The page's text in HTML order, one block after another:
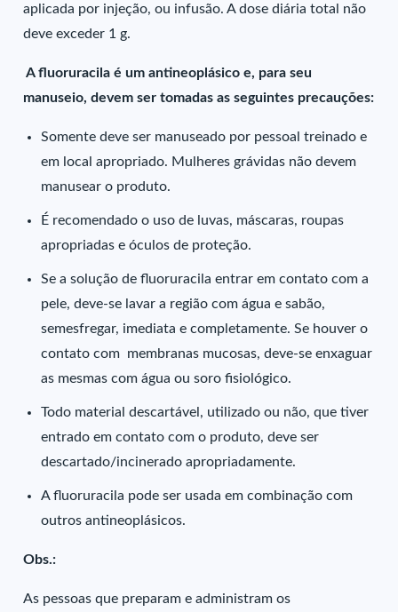
aplicada por injeção, ou infusão. A dose diária total não
deve exceder 1 g.
A fluoruracila é um antineoplásico e, para seu
manuseio, devem ser tomadas as seguintes precauções:
Somente deve ser manuseado por pessoal treinado e
em local apropriado. Mulheres grávidas não devem
manusear o produto.
É recomendado o uso de luvas, máscaras, roupas
apropriadas e óculos de proteção.
Se a solução de fluoruracila entrar em contato com a
pele, deve-se lavar a região com água e sabão,
semesfregar, imediata e completamente. Se houver o
contato com membranas mucosas, deve-se enxaguar
as mesmas com água ou soro fisiológico.
Todo material descartável, utilizado ou não, que tiver
entrado em contato com o produto, deve ser
descartado/incinerado apropriadamente.
A fluoruracila pode ser usada em combinação com
outros antineoplásicos.
Obs.:
As pessoas que preparam e administram os